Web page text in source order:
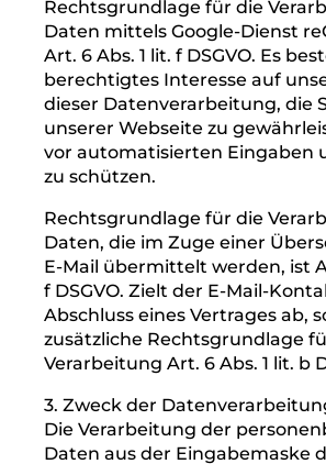
In diesem Fall werden die mit
übermittelten
des Nutzers gespeichert.
Es erfolgt in diesem
Weitergabe der Daten an
werden ausschließlich für die
der Konversation verwendet.
2. Rechtsgrundlage für die
Datenverarbeitung
Rechtsgrundlage für die
Daten ist bei Vorliegen einer
Nutzers Art. 6 Abs. 1 lit. a
Rechtsgrundlage für die
Daten mittels Google-Dienst
Art. 6 Abs. 1 lit. f DSGVO. Es
berechtigtes Interesse auf
dieser Datenverarbeitung, die